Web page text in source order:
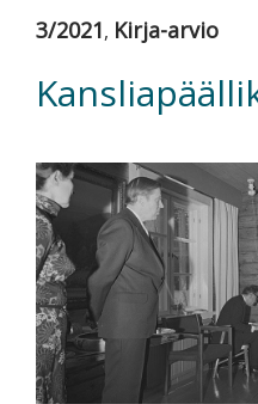
viestittää
tutkimus-,
ja
innovaatiotoiminnasta
sekä
koskevasta
tutkimuksesta
kaikille
kiinnostuneille.
3/2021, Kirja-arvio